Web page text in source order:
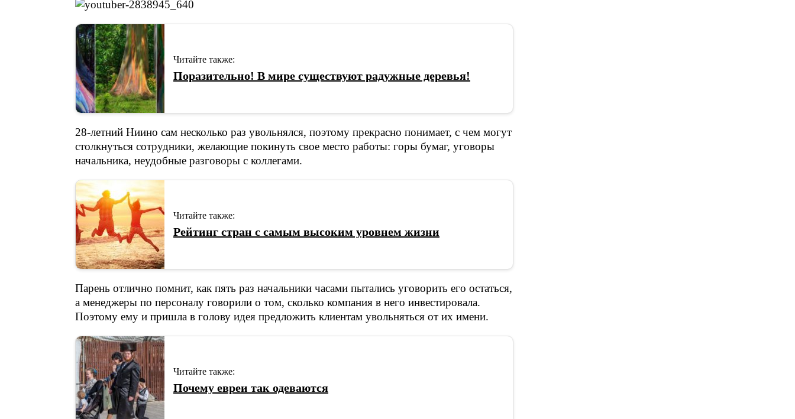
Читайте также:
Поразительно! В мире существуют радужные деревья!
28-летний Ниино сам несколько раз увольнялся, поэтому прекрасно понимает, с чем могут
столкнуться сотрудники, желающие покинуть свое место работы: горы бумаг, уговоры
начальника, неудобные разговоры с коллегами.
Читайте также:
Рейтинг стран с самым высоким уровнем жизни
Парень отлично помнит, как пять раз начальники часами пытались уговорить его остаться,
а менеджеры по персоналу говорили о том, сколько компания в него инвестировала.
Поэтому ему и пришла в голову идея предложить клиентам увольняться от их имени.
Читайте также:
Почему евреи так одеваются